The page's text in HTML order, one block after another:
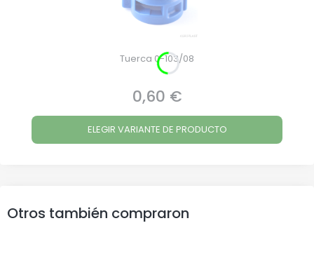
Tuerca 0-103/08
Precio
0,60 €
ELEGIR VARIANTE DE PRODUCTO
Otros también compraron